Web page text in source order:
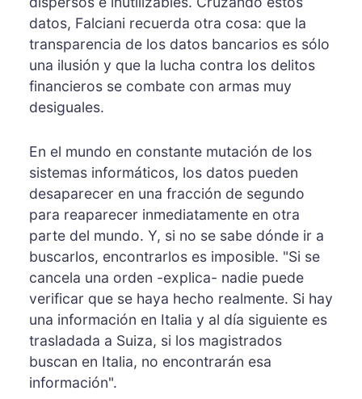
datos, Falciani recuerda otra cosa: que la
transparencia de los datos bancarios es sólo
una ilusión y que la lucha contra los delitos
financieros se combate con armas muy
desiguales.
En el mundo en constante mutación de los
sistemas informáticos, los datos pueden
desaparecer en una fracción de segundo
para reaparecer inmediatamente en otra
parte del mundo. Y, si no se sabe dónde ir a
buscarlos, encontrarlos es imposible. "Si se
cancela una orden -explica- nadie puede
verificar que se haya hecho realmente. Si hay
una información en Italia y al día siguiente es
trasladada a Suiza, si los magistrados
buscan en Italia, no encontrarán esa
información".